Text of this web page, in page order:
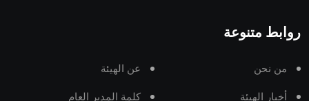
روابط متنوعة
من نحن عن الهيئة
أخبار الهيئة كلمة المدير العام